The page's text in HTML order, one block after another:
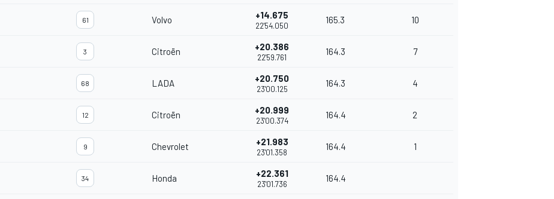
61 Volvo +14.675
22'54.050
165.3 10
3 Citroën +20.386
22'59.761
164.3 7
68 LADA +20.750
23'00.125
164.3 4
12 Citroën +20.999
23'00.374
164.4 2
9 Chevrolet +21.983
23'01.358
164.4 1
34 Honda +22.361
23'01.736
164.4